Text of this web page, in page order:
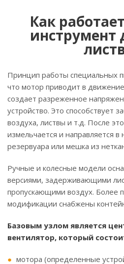
Как
инструмент
Принцип работы специальных
что мотор приводит в
создает разреженное
устройство. Это способствует
воздуха, листвы и т.д. После
измельчается и направляется в
резервуара или мешка из
Ручные и колесные модели
версиями, задерживающими
пропускающими воздух. Более
модификации снабжены
Базовым узлом является
вентилятор, который
мотора (определенные